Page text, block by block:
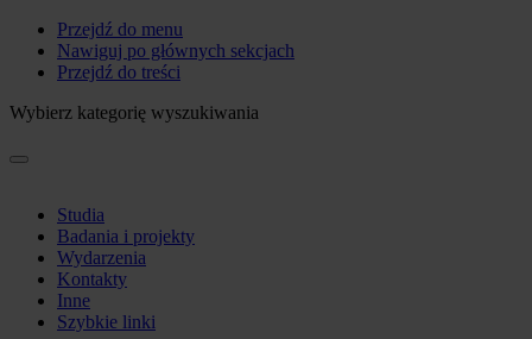
Przejdź do menu
Nawiguj po głównych sekcjach
Przejdź do treści
Wybierz kategorię wyszukiwania
Studia
Badania i projekty
Wydarzenia
Kontakty
Inne
Szybkie linki